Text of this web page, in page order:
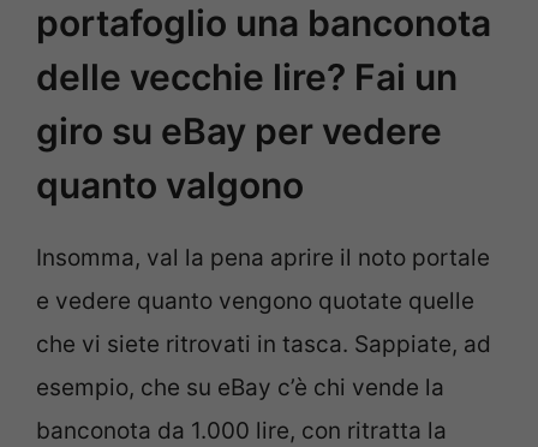
portafoglio una banconota
delle vecchie lire? Fai un
giro su eBay per vedere
quanto valgono
Insomma, val la pena aprire il noto portale
e vedere quanto vengono quotate quelle
che vi siete ritrovati in tasca. Sappiate, ad
esempio, che su eBay c’è chi vende la
banconota da 1.000 lire, con ritratta la